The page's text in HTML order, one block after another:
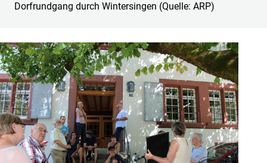
Dorfrundgang durch Wintersingen (Quelle: ARP)